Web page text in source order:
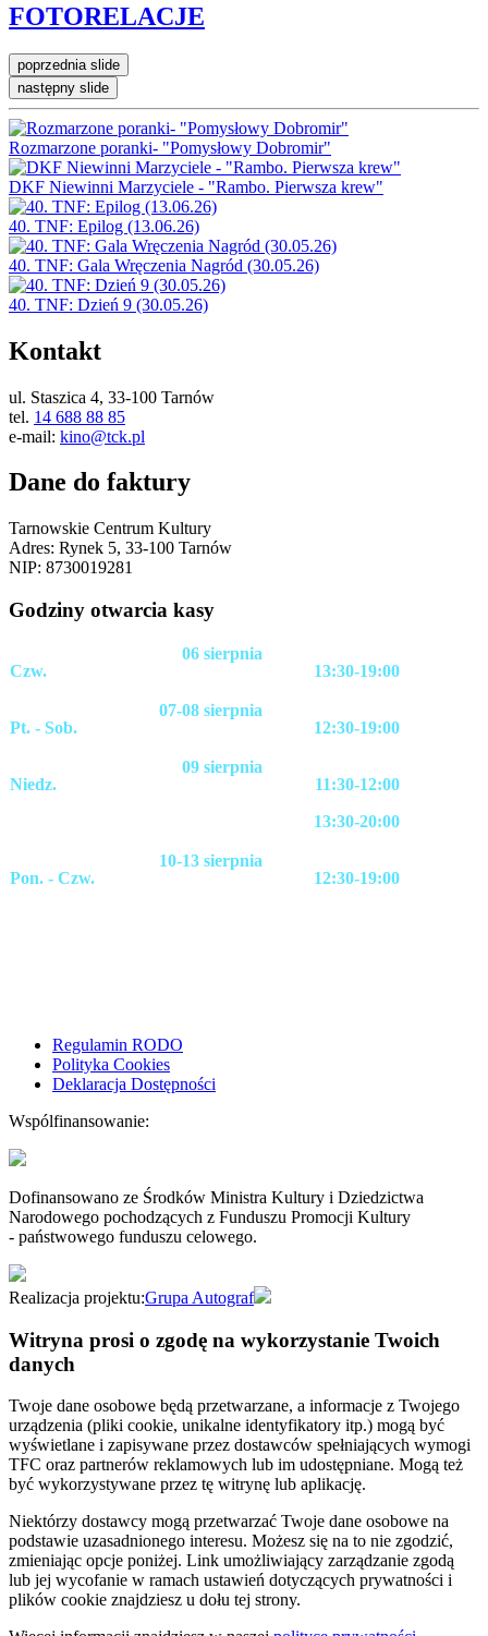
FOTORELACJE
poprzednia slide
następny slide
Rozmarzone poranki- "Pomysłowy Dobromir"
DKF Niewinni Marzyciele - "Rambo. Pierwsza krew"
40. TNF: Epilog (13.06.26)
40. TNF: Gala Wręczenia Nagród (30.05.26)
40. TNF: Dzień 9 (30.05.26)
Kontakt
ul. Staszica 4, 33-100 Tarnów
tel. 14 688 88 85
e-mail: kino@tck.pl
Dane do faktury
Tarnowskie Centrum Kultury
Adres: Rynek 5, 33-100 Tarnów
NIP: 8730019281
Godziny otwarcia kasy
Czw.
06 sierpnia
13:30-19:00
Pt. - Sob.
07-08 sierpnia
12:30-19:00
Niedz.
09 sierpnia
11:30-12:00
13:30-20:00
Pon. - Czw.
10-13 sierpnia
12:30-19:00
Regulamin RODO
Polityka Cookies
Deklaracja Dostępności
Wspólfinansowanie:
Dofinansowano ze Środków Ministra Kultury i Dziedzictwa
Narodowego pochodzących z Funduszu Promocji Kultury
- państwowego funduszu celowego.
Realizacja projektu:Grupa Autograf
Witryna prosi o zgodę na wykorzystanie Twoich
danych
Twoje dane osobowe będą przetwarzane, a informacje z Twojego
urządzenia (pliki cookie, unikalne identyfikatory itp.) mogą być
wyświetlane i zapisywane przez dostawców spełniających wymogi
TFC oraz partnerów reklamowych lub im udostępniane. Mogą też
być wykorzystywane przez tę witrynę lub aplikację.
Niektórzy dostawcy mogą przetwarzać Twoje dane osobowe na
podstawie uzasadnionego interesu. Możesz się na to nie zgodzić,
zmieniając opcje poniżej. Link umożliwiający zarządzanie zgodą
lub jej wycofanie w ramach ustawień dotyczących prywatności i
plików cookie znajdziesz u dołu tej strony.